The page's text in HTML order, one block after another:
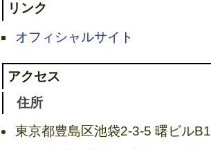
リンク
オフィシャルサイト
アクセス
住所
東京都豊島区池袋2-3-5 曙ビルB1